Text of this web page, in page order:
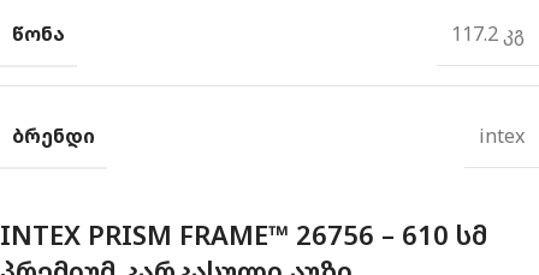
ᲬᲝᲜᲐ 117.2 კგ
ᲑᲠᲔᲜᲓᲘ intex
INTEX PRISM FRAME™ 26756 – 610 ᲡᲛ